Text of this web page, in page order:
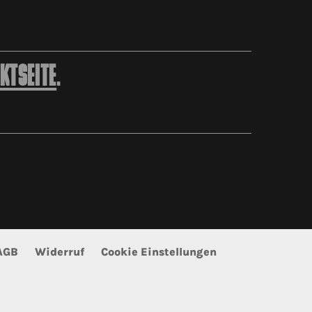
.
Widerruf Cookie Einstellungen